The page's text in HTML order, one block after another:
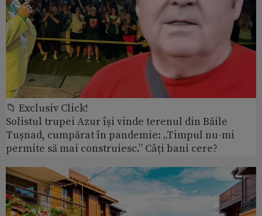
📁 Exclusiv Click!
Solistul trupei Azur își vinde terenul din Băile
Tușnad, cumpărat în pandemie: „Timpul nu-mi
permite să mai construiesc.” Câți bani cere?